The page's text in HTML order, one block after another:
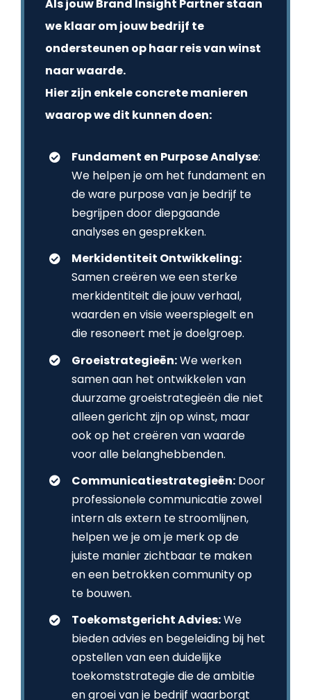
Als jouw Brand Insight Partner staan
we klaar om jouw bedrijf te
ondersteunen op haar reis van winst
naar waarde.
Hier zijn enkele concrete manieren
waarop we dit kunnen doen:
Fundament en Purpose Analyse:
We helpen je om het fundament en
de ware purpose van je bedrijf te
begrijpen door diepgaande
analyses en gesprekken.
Merkidentiteit Ontwikkeling:
Samen creëren we een sterke
merkidentiteit die jouw verhaal,
waarden en visie weerspiegelt en
die resoneert met je doelgroep.
Groeistrategieën:We werken
samen aan het ontwikkelen van
duurzame groeistrategieën die niet
alleen gericht zijn op winst, maar
ook op het creëren van waarde
voor alle belanghebbenden.
Communicatiestrategieën: Door
professionele communicatie zowel
intern als extern te stroomlijnen,
helpen we je om je merk op de
juiste manier zichtbaar te maken
en een betrokken community op
te bouwen.
Toekomstgericht Advies:We
bieden advies en begeleiding bij het
opstellen van een duidelijke
toekomststrategie die de ambitie
en groei van je bedrijf waarborgt